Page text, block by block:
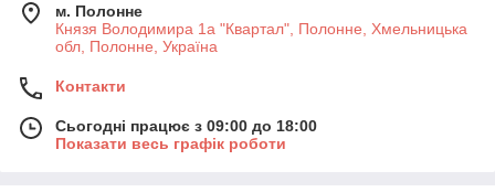
м. Полонне
Князя Володимира 1а "Квартал", Полонне, Хмельницька
обл, Полонне, Україна
Контакти
Сьогодні працює з 09:00 до 18:00
Показати весь графік роботи